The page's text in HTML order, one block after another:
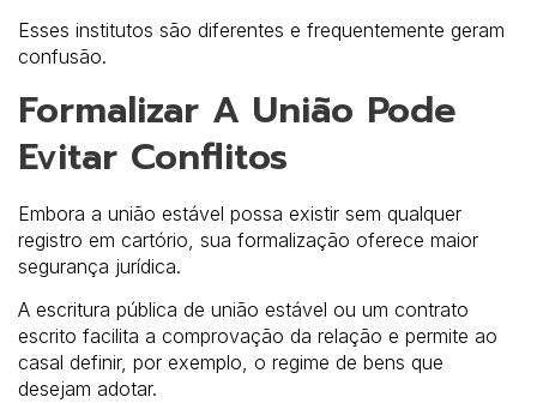
Esses institutos são diferentes e frequentemente geram
confusão.
Formalizar A União Pode
Evitar Conflitos
Embora a união estável possa existir sem qualquer
registro em cartório, sua formalização oferece maior
segurança jurídica.
A escritura pública de união estável ou um contrato
escrito facilita a comprovação da relação e permite ao
casal definir, por exemplo, o regime de bens que
desejam adotar.